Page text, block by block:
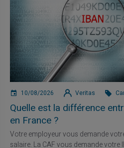
10/08/2026 Veritas
Quelle est la différence
en France ?
Votre employeur vous demande
salaire. La CAF vous demande votre